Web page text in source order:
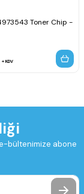
Toner Chip -
KDV
bültenimize abone